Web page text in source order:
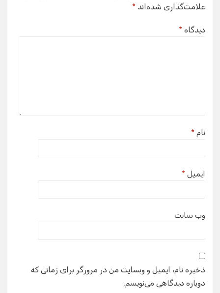
علامت‌گذاری شده‌اند *
دیدگاه *
نام *
ایمیل *
وب‌ سایت
ذخیره نام، ایمیل و وبسایت من در مرورگر برای زمانی که
دوباره دیدگاهی می‌نویسم.